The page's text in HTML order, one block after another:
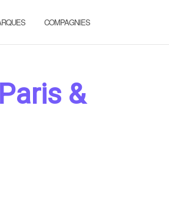
COMPAGNIES
&